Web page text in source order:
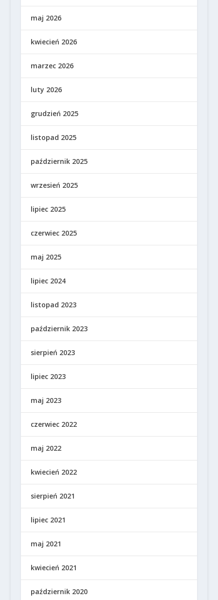
maj 2026
kwiecień 2026
marzec 2026
luty 2026
grudzień 2025
listopad 2025
październik 2025
wrzesień 2025
lipiec 2025
czerwiec 2025
maj 2025
lipiec 2024
listopad 2023
październik 2023
sierpień 2023
lipiec 2023
maj 2023
czerwiec 2022
maj 2022
kwiecień 2022
sierpień 2021
lipiec 2021
maj 2021
kwiecień 2021
październik 2020